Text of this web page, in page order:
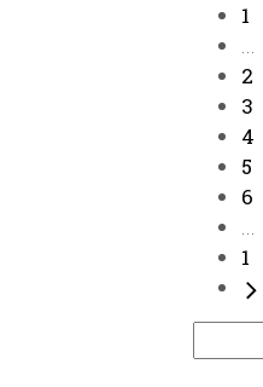
1
...
2
3
4
5
6
...
1